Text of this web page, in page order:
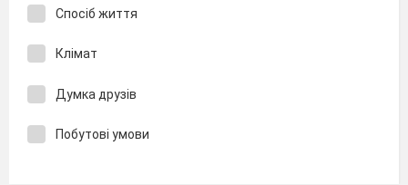
Спосіб життя
Клімат
Думка друзів
Побутові умови